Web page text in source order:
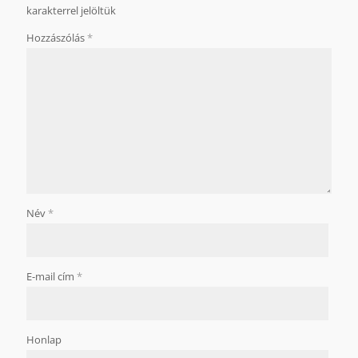
karakterrel jelöltük
Hozzászólás*
Név*
E-mail cím *
Honlap